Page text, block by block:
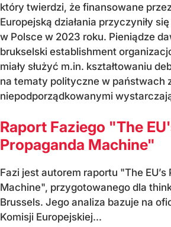
który twierdzi, że finansowane
Europejską działania przyczyniły
w Polsce w 2023 roku. Pieniądze
brukselski establishment
miały służyć m.in. kształtowaniu
na tematy polityczne w państwach
niepodporządkowanymi
Raport Faziego "The
Propaganda Machine"
Fazi jest autorem raportu "The EU’s
Machine", przygotowanego dla
Brussels. Jego analiza bazuje na
Komisji Europejskiej...